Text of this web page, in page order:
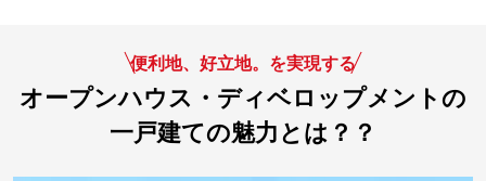
便利地、好立地。を実現する
オープンハウス・ディベロップメントの
一戸建ての魅力とは？？